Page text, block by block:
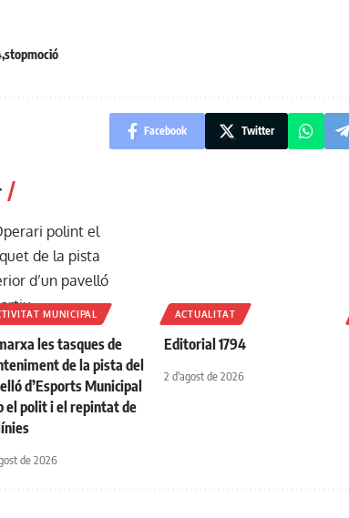
stopmoció
Facebook Twitter
MUNICIPAL
les tasques de
de la pista del
d’Esports Municipal
el polit i el repintat de
de 2026
ACTUALITAT
Editorial 1794
2 d'agost de 2026